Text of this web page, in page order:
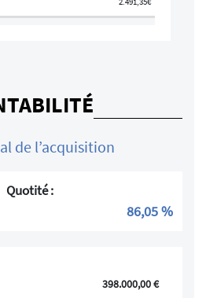
de l’acquisition
Quotité :
86,05 %
398.000,00 €